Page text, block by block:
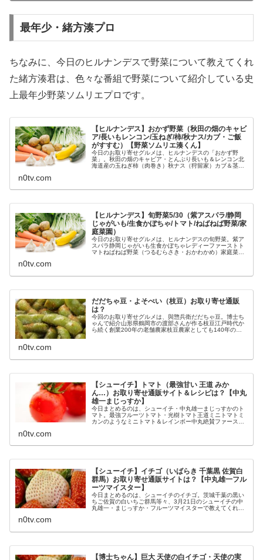
最年少・緒方湊プロ
ちなみに、今日のヒルナンデスで野菜について教えてくれ
た緒方湊君は、色々な番組で野菜について紹介している史
上最年少野菜ソムリエプロです。
【ヒルナンデス】おかず野菜（秋田の畑のキャビ
ア/長いもレンコン/玉ねぎ/柿/秋ナス/カブ・ご飯
がすすむ）【野菜ソムリエ湊くん】
今日のお取り寄せグルメは、ヒルナンデスの「おかず野
菜」。秋田の畑のキャビア・とんぶり長いも＆レンコン北
海道産の玉ねぎ柿（肉巻き）秋ナス（狩留家）カブ＆茎ブ
n0tv.com
【ヒルナンデス】旬野菜5/30（紫アスパラ/静岡
じゃがいも/生食かぼちゃ/トマト/ねばねば野菜/家
庭菜園）
今日のお取り寄せグルメは、ヒルナンデスの旬野菜。紫ア
スパラ静岡じゃがいも生食かぼちゃレディーファーストト
マトねばねば野菜（つるむらさき・おかわかめ）家庭菜園
n0tv.com
だだちゃ豆・よそべい（枝豆）お取り寄せ通販
は？
今回のお取り寄せグルメは、與惣兵衛だだちゃ豆。博士ち
ゃんで紹介山形県鶴岡市の渡部さんが作る枝豆江戸時代か
ら続く創業200年の老舗農家枝豆農家としても140年の歴
n0tv.com
【シューイチ】トマト（最強甘い 王道 みか
ん…）お取り寄せ通販サイト＆レシピは？【中丸
雄一まじっすか】
今日まとめるのは、シューイチ・中丸雄一まじっすかのト
マト。最強フルーツトマト・光樹トマト王道ミニトマトミ
カンのようなミニトマト＆レインボー中丸絶賛ファースト
n0tv.com
【シューイチ】イチゴ（いばらき 千葉黒 佐賀白
群馬）お取り寄せ通販サイトは？【中丸雄一フル
ーツマイスター】
今日まとめるのは、シューイチのイチゴ。茨城千葉の黒い
ちご佐賀の白いちご群馬等々、3月21日のシューイチの中
丸雄一・まじっすか・フルーツマイスターで教えてくれた
n0tv.com
【博士ちゃん】巨大 天使の白イチゴ・天使の実